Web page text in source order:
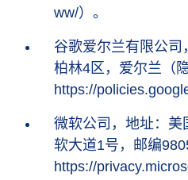
ww/）。
谷歌爱尔兰有限公司
柏林4区，爱尔兰（
https://
微软公司，地址：
软大道1号，邮编
https://